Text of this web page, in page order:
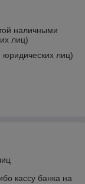
наличными
лиц)
юридических лиц)
кассу банка на